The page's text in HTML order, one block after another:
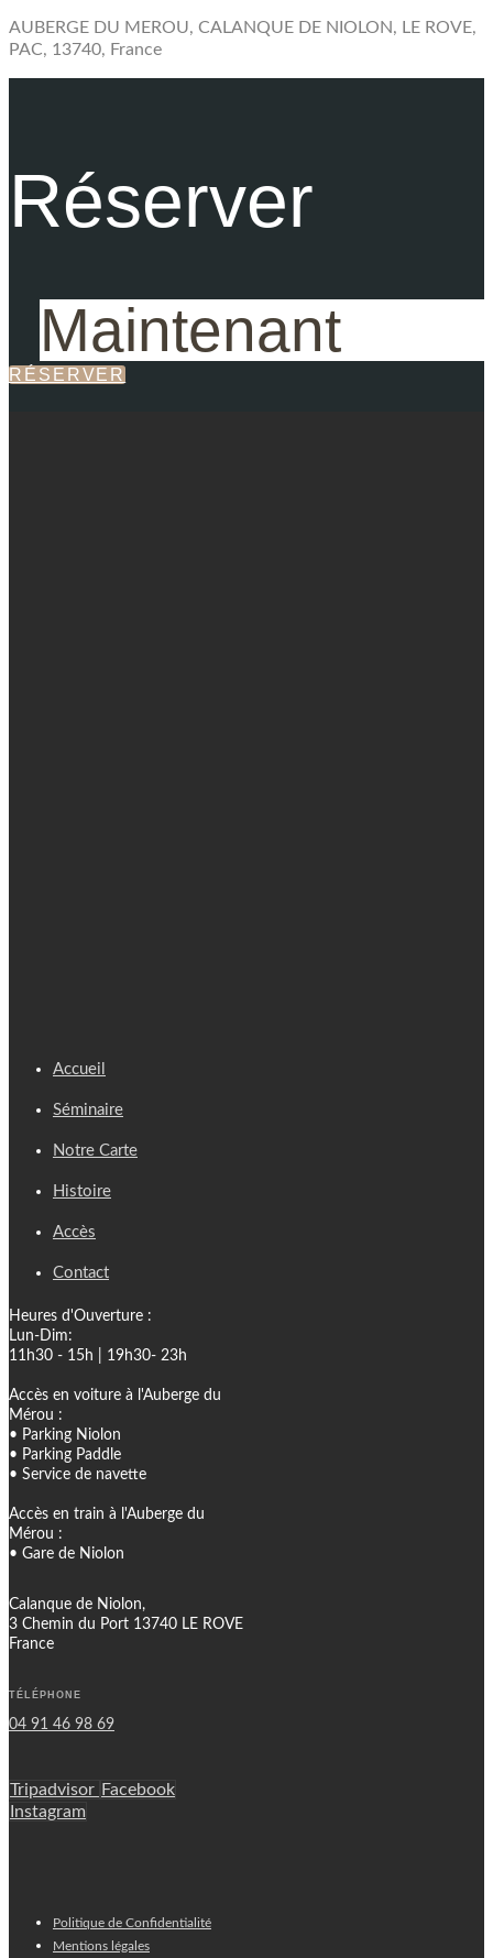
AUBERGE DU MEROU, CALANQUE DE NIOLON, LE ROVE,
PAC, 13740, France
Réserver
Maintenant
RÉSERVER
Accueil
Séminaire
Notre Carte
Histoire
Accès
Contact
Heures d'Ouverture :
Lun-Dim:
11h30 - 15h | 19h30- 23h
Accès en voiture à l'Auberge du
Mérou :
• Parking Niolon
• Parking Paddle
• Service de navette
Accès en train à l'Auberge du
Mérou :
• Gare de Niolon
Calanque de Niolon,
3 Chemin du Port 13740 LE ROVE
France
TÉLÉPHONE
04 91 46 98 69
Tripadvisor Facebook
Instagram
Politique de Confidentialité
Mentions légales